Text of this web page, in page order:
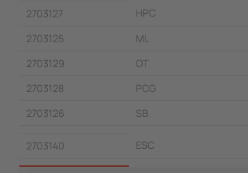
2703127 HPC
2703125
ML
2703129
OT
2703128
PCG
2703126
SB
2703140 ESC